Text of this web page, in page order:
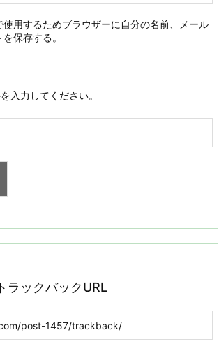
使用するためブラウザーに自分の名前、メール
保存する。
入力してください。
ラックバックURL